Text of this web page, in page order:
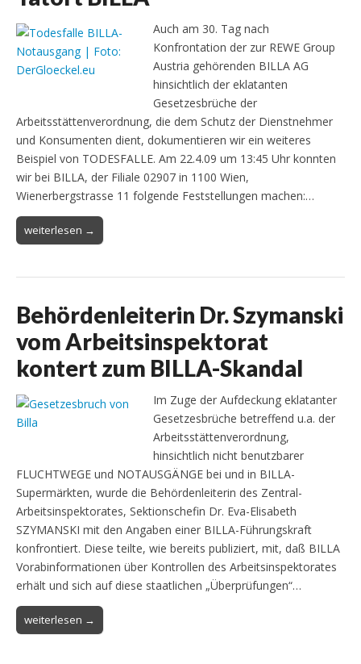
Auch am 30. Tag nach
Konfrontation der zur REWE Group
Austria gehörenden BILLA AG
hinsichtlich der eklatanten
Gesetzesbrüche der
Arbeitsstättenverordnung, die dem Schutz der Dienstnehmer
und Konsumenten dient, dokumentieren wir ein weiteres
Beispiel von TODESFALLE. Am 22.4.09 um 13:45 Uhr konnten
wir bei BILLA, der Filiale 02907 in 1100 Wien,
Wienerbergstrasse 11 folgende Feststellungen machen:…
weiterlesen →
Behördenleiterin Dr. Szymanski
vom Arbeitsinspektorat
kontert zum BILLA-Skandal
Im Zuge der Aufdeckung eklatanter
Gesetzesbrüche betreffend u.a. der
Arbeitsstättenverordnung,
hinsichtlich nicht benutzbarer
FLUCHTWEGE und NOTAUSGÄNGE bei und in BILLA-
Supermärkten, wurde die Behördenleiterin des Zentral-
Arbeitsinspektorates, Sektionschefin Dr. Eva-Elisabeth
SZYMANSKI mit den Angaben einer BILLA-Führungskraft
konfrontiert. Diese teilte, wie bereits publiziert, mit, daß BILLA
Vorabinformationen über Kontrollen des Arbeitsinspektorates
erhält und sich auf diese staatlichen „Überprüfungen“…
weiterlesen →